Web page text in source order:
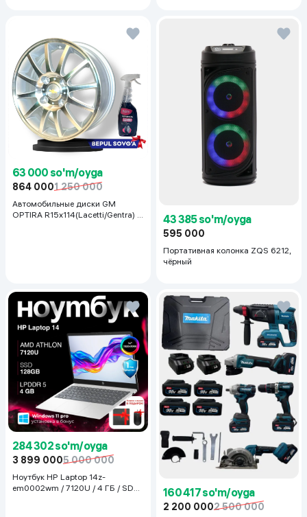
63 000 so'm/oyga
864 0001 250 000
Автомобильные диски GM
OPTIRA R15x114(Lacetti/Gentra) 1
43 385 so'm/oyga
595 000
Портативная колонка ZQS 6212,
чёрный
284 302 so'm/oyga
3 899 0005 000 000
Ноутбук HP Laptop 14z-
em0002wm / 7120U / 4 ГБ / SDD
160 417 so'm/oyga
2 200 0002 500 000